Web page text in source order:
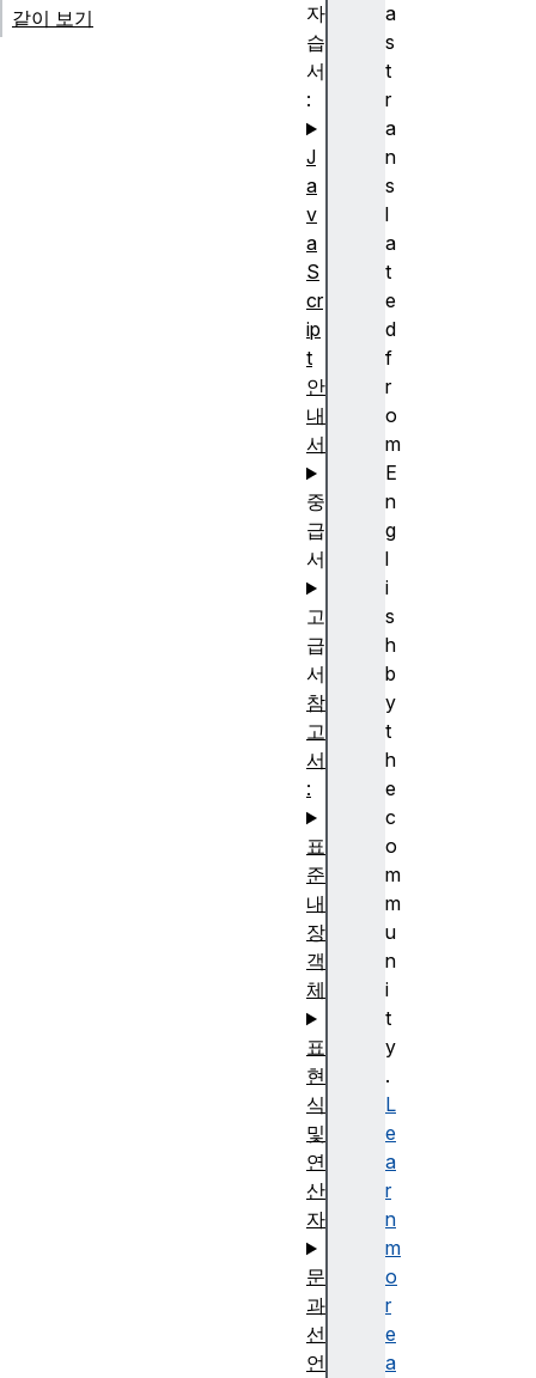
a
s
t
r
a
n
s
l
a
t
e
d
f
r
o
m
E
n
g
l
i
s
h
b
y
t
h
e
c
o
m
m
u
n
i
t
y
.
L
e
a
r
n
m
o
r
e
a
같이 보기
자
습
서
:
J
a
v
a
S
cr
ip
t
안
내
서
중
급
서
고
급
서
참
고
서
:
표
준
내
장
객
체
표
현
식
및
연
산
자
문
과
선
언